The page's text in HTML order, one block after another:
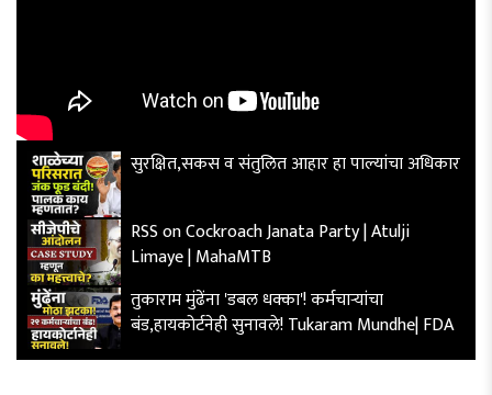
सुरक्षित,सकस व संतुलित आहार हा पाल्यांचा अधिकार
RSS on Cockroach Janata Party | Atulji
Limaye | MahaMTB
तुकाराम मुंढेंना 'डबल धक्का'! कर्मचाऱ्यांचा
बंड,हायकोर्टनेही सुनावले! Tukaram Mundhe| FDA
अयोध्येच्या धरतीवर मथुरेतही कारसेवा होणार? | Shri